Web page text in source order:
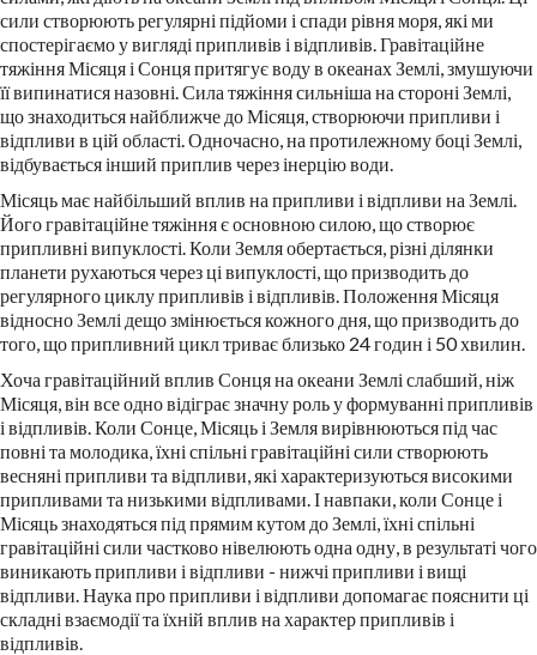
сили створюють регулярні підйоми і спади рівня моря, які ми
спостерігаємо у вигляді припливів і відпливів. Гравітаційне
тяжіння Місяця і Сонця притягує воду в океанах Землі, змушуючи
її випинатися назовні. Сила тяжіння сильніша на стороні Землі,
що знаходиться найближче до Місяця, створюючи припливи і
відпливи в цій області. Одночасно, на протилежному боці Землі,
відбувається інший приплив через інерцію води.
Місяць має найбільший вплив на припливи і відпливи на Землі.
Його гравітаційне тяжіння є основною силою, що створює
припливні випуклості. Коли Земля обертається, різні ділянки
планети рухаються через ці випуклості, що призводить до
регулярного циклу припливів і відпливів. Положення Місяця
відносно Землі дещо змінюється кожного дня, що призводить до
того, що припливний цикл триває близько 24 годин і 50 хвилин.
Хоча гравітаційний вплив Сонця на океани Землі слабший, ніж
Місяця, він все одно відіграє значну роль у формуванні припливів
і відпливів. Коли Сонце, Місяць і Земля вирівнюються під час
повні та молодика, їхні спільні гравітаційні сили створюють
весняні припливи та відпливи, які характеризуються високими
припливами та низькими відпливами. І навпаки, коли Сонце і
Місяць знаходяться під прямим кутом до Землі, їхні спільні
гравітаційні сили частково нівелюють одна одну, в результаті чого
виникають припливи і відпливи - нижчі припливи і вищі
відпливи. Наука про припливи і відпливи допомагає пояснити ці
складні взаємодії та їхній вплив на характер припливів і
відпливів.